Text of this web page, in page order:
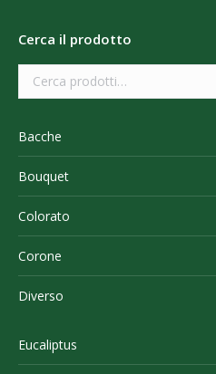
Cerca il prodotto
Bacche
Bouquet
Colorato
Corone
Diverso
Eucaliptus